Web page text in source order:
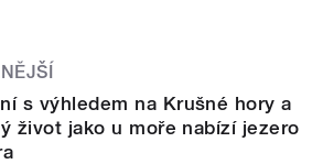
s výhledem na Krušné hory a
život jako u moře nabízí jezero